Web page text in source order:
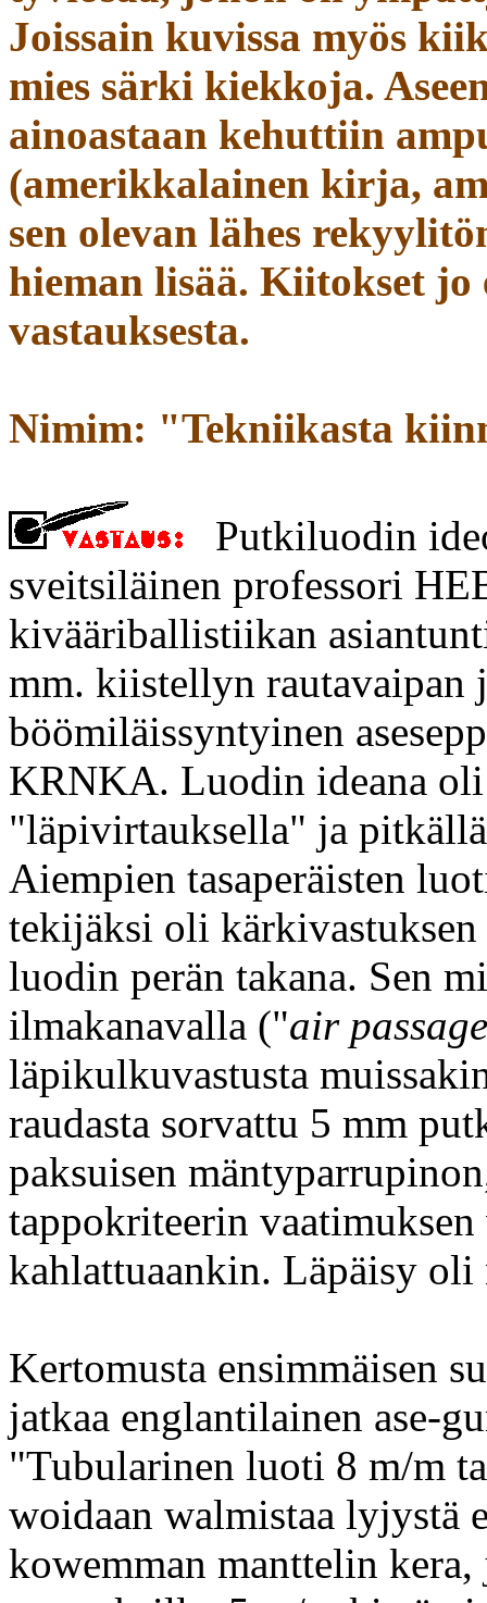
Joissain kuvissa myös
mies särki kiekkoja.
ainoastaan kehuttiin
(amerikkalainen kirja,
sen olevan lähes
hieman lisää. Kiitokset jo
vastauksesta.
Nimim: "Tekniikasta
Putkiluodin
sveitsiläinen professori
kivääriballistiikan
mm. kiistellyn rautavaipan
böömiläissyntyinen
KRNKA. Luodin ideana
"läpivirtauksella" ja
Aiempien tasaperäisten
tekijäksi oli
luodin perän takana. Sen
ilmakanavalla ("air passage
läpikulkuvastusta
raudasta sorvattu 5 mm
paksuisen
tappokriteerin
kahlattuaankin. Läpäisy
Kertomusta ensimmäisen
jatkaa englantilainen ase-
"Tubularinen luoti 8 m/m
woidaan walmistaa lyjystä
kowemman manttelin